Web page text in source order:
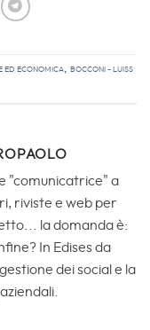
ed Economica, Bocconi - Luiss
"comunicatrice" a
riviste e web per
la domanda è:
In Edises da
dei social e la